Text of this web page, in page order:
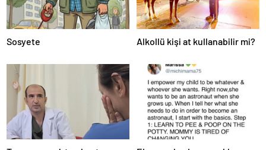
Sosyete Alkollü kişi at kullanabilir mi?